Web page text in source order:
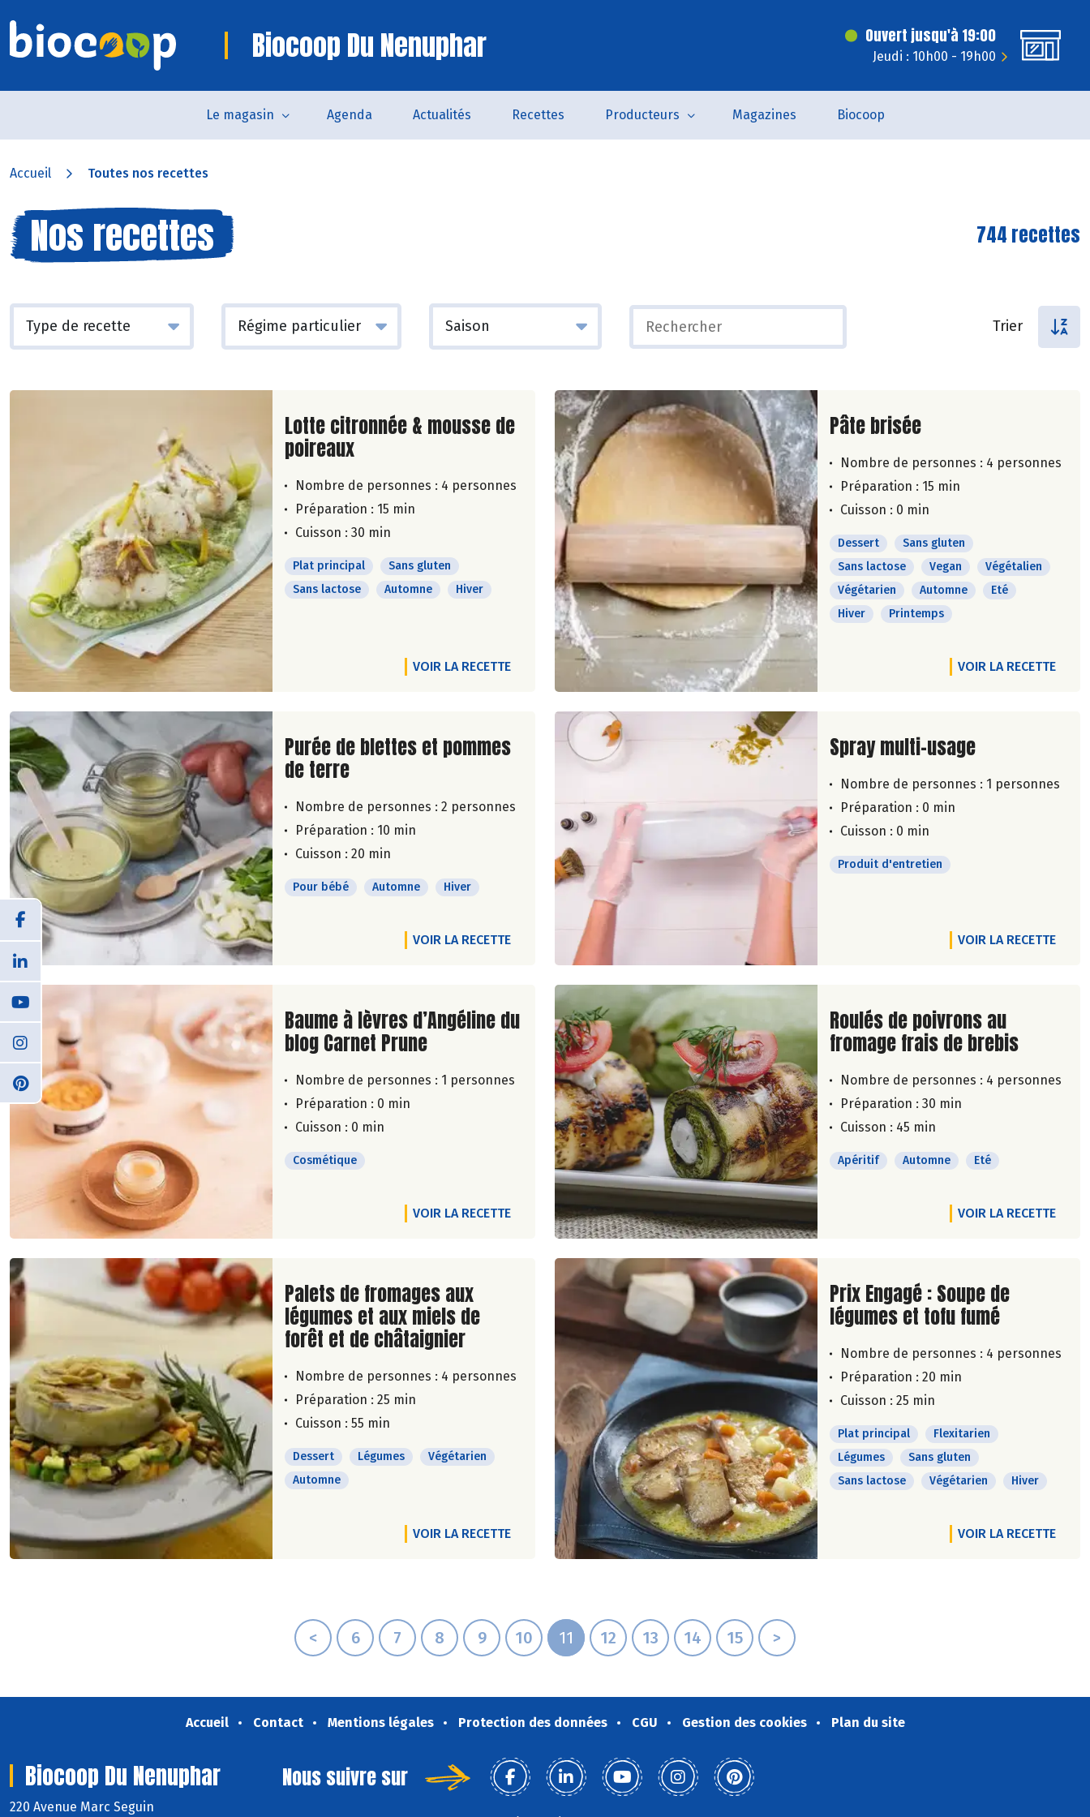
Biocoop Du Nenuphar Ouvert jusqu'à 19:00
Jeudi : 10h00 - 19h00
Le magasin Agenda Actualités Recettes Producteurs Magazines Biocoop
Accueil Toutes nos recettes
Nos recettes 744 recettes
Trier
Lire la suite de la recette
Lotte citronnée & mousse de
poireaux
Nombre de personnes : 4 personnes
Préparation : 15 min
Cuisson : 30 min
Plat principal
Sans gluten
Sans lactose
Automne Hiver
VOIR LA RECETTE
Lire la suite de la recette
Pâte brisée
Nombre de personnes : 4 personnes
Préparation : 15 min
Cuisson : 0 min
Dessert
Sans gluten
Sans lactose
Vegan
Végétalien
Végétarien
Automne
Eté
Hiver
Printemps
VOIR LA RECETTE
Lire la suite de la recette
Purée de blettes et pommes
de terre
Nombre de personnes : 2 personnes
Préparation : 10 min
Cuisson : 20 min
Pour bébé Automne Hiver
VOIR LA RECETTE
Lire la suite de la recette
Spray multi-usage
Nombre de personnes : 1 personnes
Préparation : 0 min
Cuisson : 0 min
Produit d'entretien
VOIR LA RECETTE
Lire la suite de la recette
Baume à lèvres d’Angéline du
blog Carnet Prune
Nombre de personnes : 1 personnes
Préparation : 0 min
Cuisson : 0 min
Cosmétique
VOIR LA RECETTE
Lire la suite de la recette
Roulés de poivrons au
fromage frais de brebis
Nombre de personnes : 4 personnes
Préparation : 30 min
Cuisson : 45 min
Apéritif Automne Eté
VOIR LA RECETTE
Lire la suite de la recette
Palets de fromages aux
légumes et aux miels de
forêt et de châtaignier
Nombre de personnes : 4 personnes
Préparation : 25 min
Cuisson : 55 min
Dessert Légumes
Végétarien
Automne
VOIR LA RECETTE
Lire la suite de la recette
Prix Engagé : Soupe de
légumes et tofu fumé
Nombre de personnes : 4 personnes
Préparation : 20 min
Cuisson : 25 min
Plat principal
Flexitarien
Légumes
Sans gluten
Sans lactose
Végétarien Hiver
VOIR LA RECETTE
< 6 7 8 9 10 11 12 13 14 15 >
Accueil Contact Mentions légales Protection des données CGU Gestion des cookies Plan du site
Biocoop Du Nenuphar
220 Avenue Marc Seguin
Nous suivre sur